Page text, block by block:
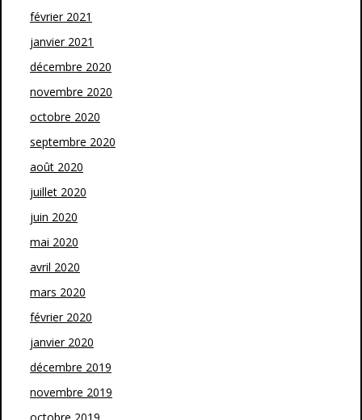
février 2021
janvier 2021
décembre 2020
novembre 2020
octobre 2020
septembre 2020
août 2020
juillet 2020
juin 2020
mai 2020
avril 2020
mars 2020
février 2020
janvier 2020
décembre 2019
novembre 2019